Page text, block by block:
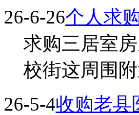
26-6-26个人求
求购三居室
校街这周围
26-5-4收购老县